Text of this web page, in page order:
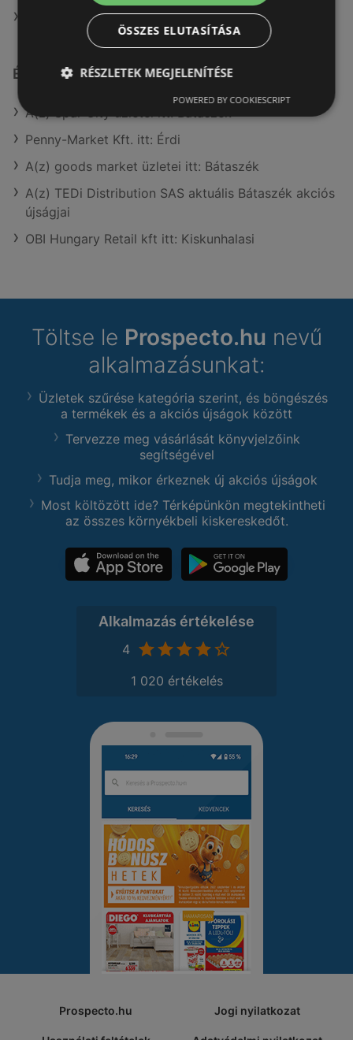
A(z) FullDiszkont ajánlatai
Érdeklődésre számot tartó elemek itt:
A(z) Spar City üzletei itt: Bátaszék
Penny-Market Kft. itt: Érdi
A(z) goods market üzletei itt: Bátaszék
A(z) TEDi Distribution SAS aktuális Bátaszék akciós
újságjai
OBI Hungary Retail kft itt: Kiskunhalasi
Töltse le Prospecto.hu nevű
alkalmazásunkat:
Üzletek szűrése kategória szerint, és böngészés
a termékek és a akciós újságok között
Tervezze meg vásárlását könyvjelzőink
segítségével
Tudja meg, mikor érkeznek új akciós újságok
Most költözött ide? Térképünkön megtekintheti
az összes környékbeli kiskereskedőt.
Alkalmazás értékelése
4
1 020 értékelés
Prospecto.hu Jogi nyilatkozat
ÖSSZES ELUTASÍTÁSA
RÉSZLETEK MEGJELENÍTÉSE
POWERED BY COOKIESCRIPT